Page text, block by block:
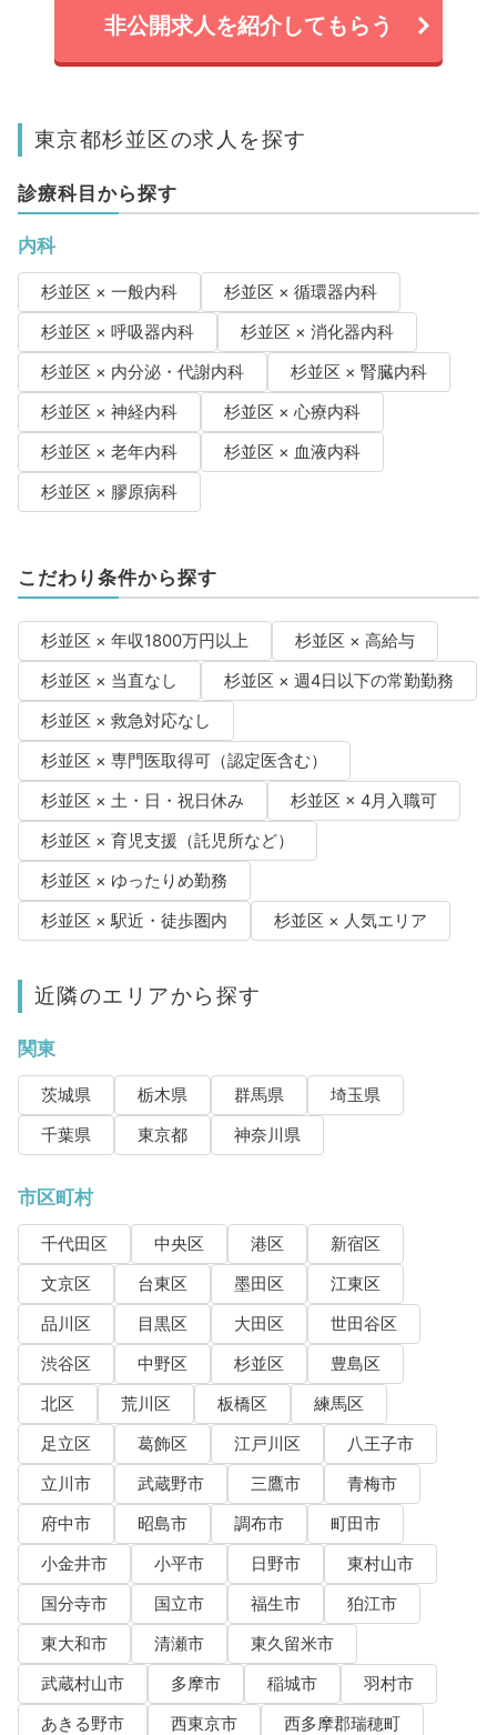
非公開求人を紹介してもらう
東京都杉並区の求人を探す
診療科目から探す
内科
杉並区 × 一般内科
杉並区 × 循環器内科
杉並区 × 呼吸器内科
杉並区 × 消化器内科
杉並区 × 内分泌・代謝内科
杉並区 × 腎臓内科
杉並区 × 神経内科
杉並区 × 心療内科
杉並区 × 老年内科
杉並区 × 血液内科
杉並区 × 膠原病科
こだわり条件から探す
杉並区 × 年収1800万円以上
杉並区 × 高給与
杉並区 × 当直なし
杉並区 × 週4日以下の常勤勤務
杉並区 × 救急対応なし
杉並区 × 専門医取得可（認定医含む）
杉並区 × 土・日・祝日休み
杉並区 × 4月入職可
杉並区 × 育児支援（託児所など）
杉並区 × ゆったりめ勤務
杉並区 × 駅近・徒歩圏内
杉並区 × 人気エリア
近隣のエリアから探す
関東
茨城県 栃木県 群馬県
埼玉県
千葉県
東京都 神奈川県
市区町村
千代田区 中央区 港区
新宿区
文京区
台東区 墨田区
江東区
品川区
目黒区 大田区
世田谷区
渋谷区
中野区 杉並区
豊島区
北区
荒川区 板橋区
練馬区
足立区
葛飾区 江戸川区
八王子市
立川市
武蔵野市 三鷹市
青梅市
府中市
昭島市 調布市
町田市
小金井市
小平市 日野市
東村山市
国分寺市
国立市 福生市
狛江市
東大和市
清瀬市
東久留米市
武蔵村山市
多摩市 稲城市
羽村市
あきる野市
西東京市
西多摩郡瑞穂町